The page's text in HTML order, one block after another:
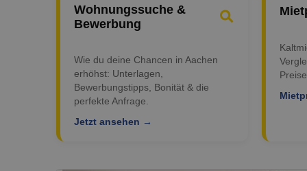
Wohnungssuche &
Bewerbung
Wie du deine Chancen in Aachen
erhöhst: Unterlagen,
Bewerbungstipps, Bonität & die
perfekte Anfrage.
Jetzt ansehen →